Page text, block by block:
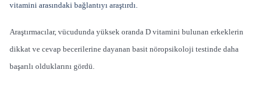
vitamini arasındaki bağlantıyı araştırdı.
Araştırmacılar, vücudunda yüksek oranda D vitamini bulunan erkeklerin
dikkat ve cevap becerilerine dayanan basit nöropsikoloji testinde daha
başarılı olduklarını gördü.